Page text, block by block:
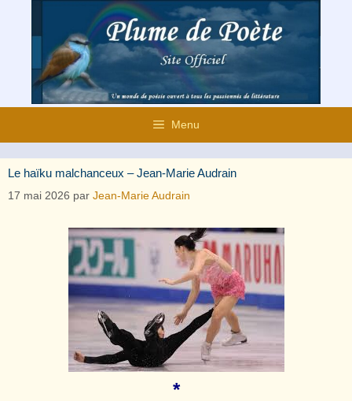
contenu
Menu
Le haïku malchanceux – Jean-Marie Audrain
17 mai 2026 par Jean-Marie Audrain
*